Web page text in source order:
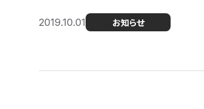
2019.10.01 お知らせ